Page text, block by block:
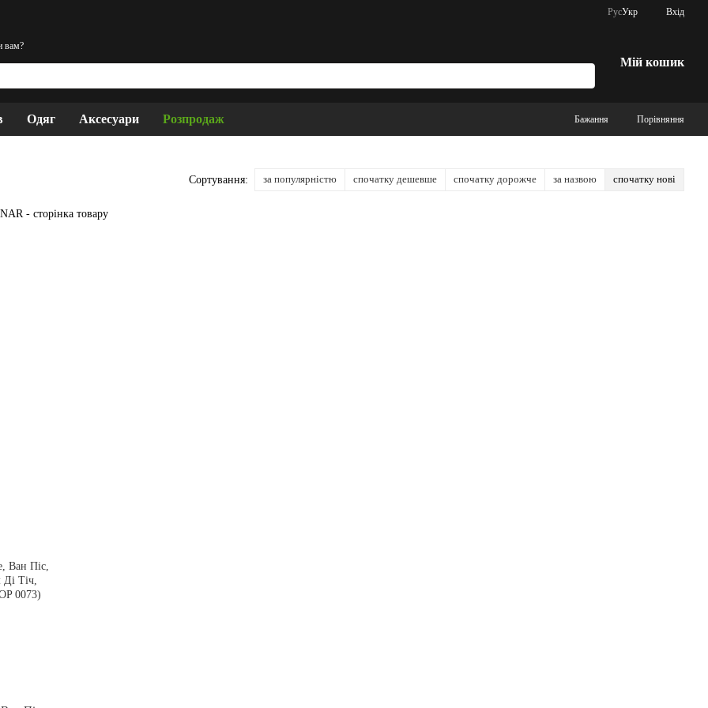
РусУкр Вхід
вам?
Мій кошик
Одяг Аксесуари Розпродаж Бажання Порівняння
Сортування: за популярністю спочатку дешевше спочатку дорожче за назвою спочатку нові